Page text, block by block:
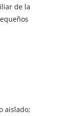
de la
aislado;